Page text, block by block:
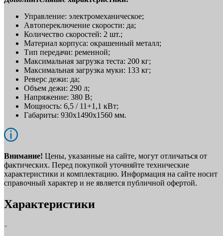
Управление: электромеханическое;
Автопереключение скорости: да;
Количество скоростей: 2 шт.;
Материал корпуса: окрашенный металл;
Тип передачи: ременной;
Максимальная загрузка теста: 200 кг;
Максимальная загрузка муки: 133 кг;
Реверс дежи: да;
Объем дежи: 290 л;
Напряжение: 380 В;
Мощность: 6,5 / 11+1,1 кВт;
Габариты: 930x1490x1560 мм.
Внимание! Цены, указанные на сайте, могут отличаться от
фактических. Перед покупкой уточняйте технические
характеристики и комплектацию. Информация на сайте носит
справочный характер и не является публичной офертой.
Характеристики